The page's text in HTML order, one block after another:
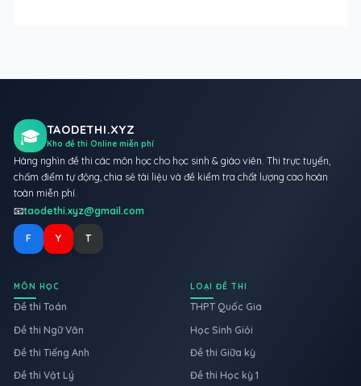
🎓 TAODETHI.XYZ
Kho đề thi Online miễn phí
Hàng nghìn đề thi các môn học cho học sinh & giáo viên. Thi trực tuyến,
chấm điểm tự động, chia sẻ tài liệu và đề kiểm tra chất lượng cao hoàn
toàn miễn phí.
📧taodethi.xyz@gmail.com
F Y T
MÔN HỌC
Đề thi Toán
Đề thi Ngữ Văn
Đề thi Tiếng Anh
Đề thi Vật Lý
LOẠI ĐỀ THI
THPT Quốc Gia
Học Sinh Giỏi
Đề thi Giữa kỳ
Đề thi Học kỳ 1